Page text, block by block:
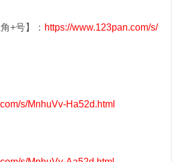
+号】： https://www.123pan.com/s/
s/MnhuVv-Ha52d.html